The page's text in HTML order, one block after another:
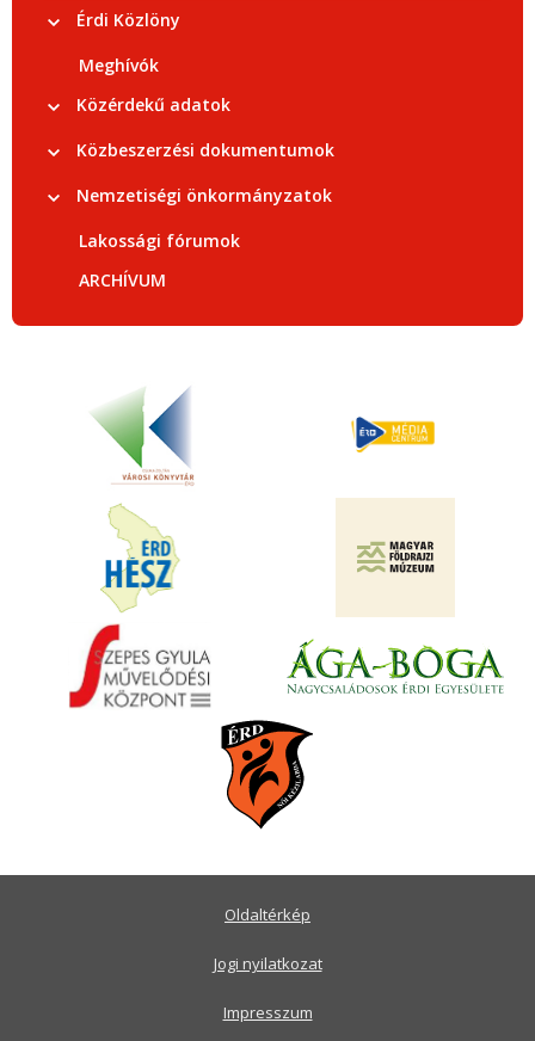
Érdi Közlöny
Meghívók
Közérdekű adatok
Közbeszerzési dokumentumok
Nemzetiségi önkormányzatok
Lakossági fórumok
ARCHÍVUM
Oldaltérkép
Jogi nyilatkozat
Impresszum